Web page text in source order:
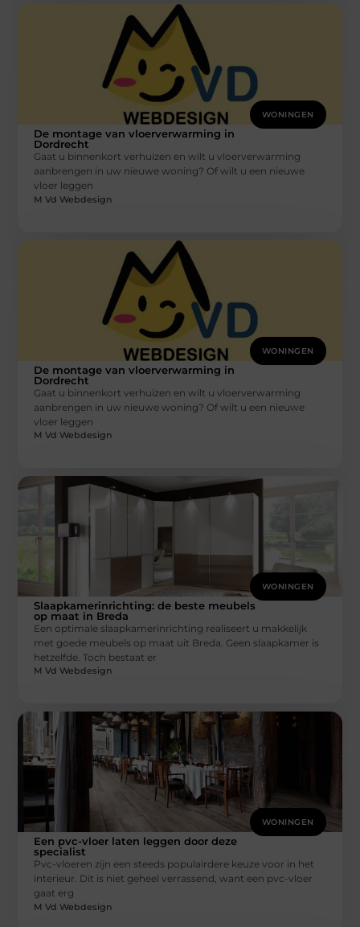
WONINGEN
De montage van vloerverwarming in
Dordrecht
Gaat u binnenkort verhuizen en wilt u vloerverwarming
aanbrengen in uw nieuwe woning? Of wilt u een nieuwe
vloer leggen
M Vd Webdesign
WONINGEN
De montage van vloerverwarming in
Dordrecht
Gaat u binnenkort verhuizen en wilt u vloerverwarming
aanbrengen in uw nieuwe woning? Of wilt u een nieuwe
vloer leggen
M Vd Webdesign
WONINGEN
Slaapkamerinrichting: de beste meubels
op maat in Breda
Een optimale slaapkamerinrichting realiseert u makkelijk
met goede meubels op maat uit Breda. Geen slaapkamer is
hetzelfde. Toch bestaat er
M Vd Webdesign
WONINGEN
Een pvc-vloer laten leggen door deze
specialist
Pvc-vloeren zijn een steeds populairdere keuze voor in het
interieur. Dit is niet geheel verrassend, want een pvc-vloer
gaat erg
M Vd Webdesign